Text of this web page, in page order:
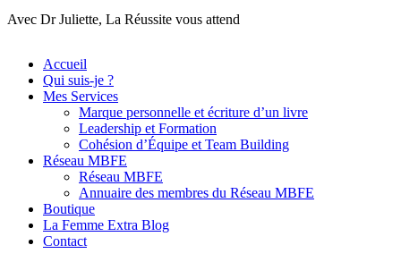
Avec Dr Juliette, La Réussite vous attend
Accueil
Qui suis-je ?
Mes Services
Marque personnelle et écriture d’un livre
Leadership et Formation
Cohésion d’Équipe et Team Building
Réseau MBFE
Réseau MBFE
Annuaire des membres du Réseau MBFE
Boutique
La Femme Extra Blog
Contact